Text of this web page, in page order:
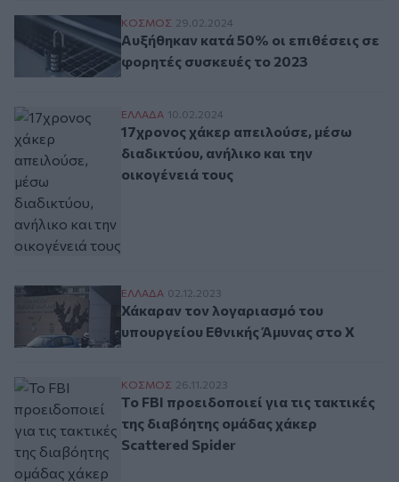
Αυξήθηκαν κατά 50% οι επιθέσεις σε
ΚΟΣΜΟΣ 29.02.2024
Αυξήθηκαν κατά 50% οι επιθέσεις σε
φορητές συσκευές το 2023
17χρονος χάκερ απειλούσε, μέσω
ΕΛΛAΔΑ 10.02.2024
17χρονος χάκερ απειλούσε, μέσω
διαδικτύου, ανήλικο και την
οικογένειά τους
Χάκαραν τον λογαριασμό του
ΕΛΛAΔΑ 02.12.2023
Χάκαραν τον λογαριασμό του
υπουργείου Εθνικής Άμυνας στο Χ
Το FBI προειδοποιεί για τις τακτικές
ΚΟΣΜΟΣ 26.11.2023
Το FBI προειδοποιεί για τις τακτικές
της διαβόητης ομάδας χάκερ
Scattered Spider